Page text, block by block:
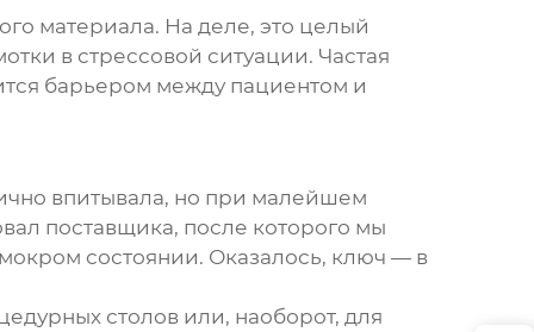
материала. На деле, это целый
в стрессовой ситуации. Частая
барьером между пациентом и
впитывала, но при малейшем
поставщика, после которого мы
состоянии. Оказалось, ключ — в
столов или, наоборот, для